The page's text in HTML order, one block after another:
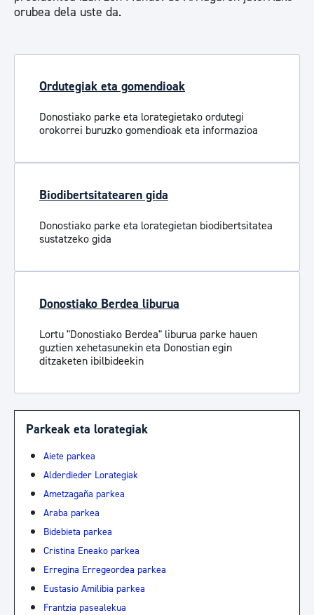
orubea dela uste da.
Ordutegiak eta gomendioak
Donostiako parke eta lorategietako ordutegi
orokorrei buruzko gomendioak eta informazioa
Biodibertsitatearen gida
Donostiako parke eta lorategietan biodibertsitatea
sustatzeko gida
Donostiako Berdea liburua
Lortu "Donostiako Berdea" liburua parke hauen
guztien xehetasunekin eta Donostian egin
ditzaketen ibilbideekin
Parkeak eta lorategiak
Aiete parkea
Alderdieder Lorategiak
Ametzagaña parkea
Araba parkea
Bidebieta parkea
Cristina Eneako parkea
Erregina Erregeordea parkea
Eustasio Amilibia parkea
Frantzia pasealekua